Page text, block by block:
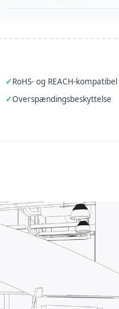
RoHS- og REACH-kompatibel
Overspændingsbeskyttelse